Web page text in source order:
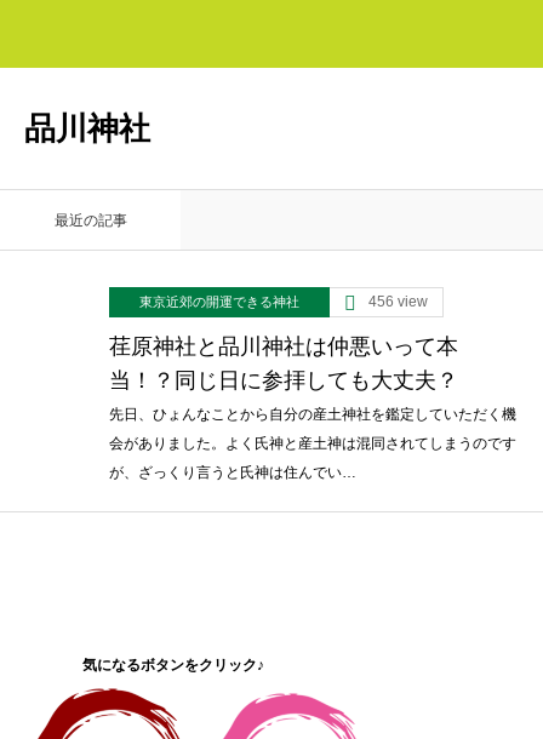
品川神社
最近の記事
東京近郊の開運できる神社 456 view
荏原神社と品川神社は仲悪いって本
当！？同じ日に参拝しても大丈夫？
先日、ひょんなことから自分の産土神社を鑑定していただく機
会がありました。よく氏神と産土神は混同されてしまうのです
が、ざっくり言うと氏神は住んでい…
気になるボタンをクリック♪